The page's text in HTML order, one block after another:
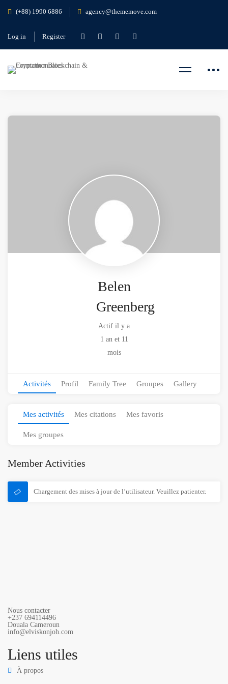
(+88) 1990 6886 agency@thememove.com
Log in Register
Belen
Greenberg
Actif il y a
1 an et 11
mois
Activités Profil Family Tree Groupes Gallery
Mes activités Mes citations Mes favoris
Mes groupes
Member Activities
Chargement des mises à jour de l’utilisateur. Veuillez patienter.
Nous contacter
+237 694114496
Douala Cameroun
info@elviskonjoh.com
Liens utiles
À propos